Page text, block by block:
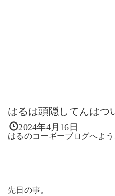
はるは頭隠してんはつ
2024年4月16日
はるのコーギーブログへよう
先日の事。